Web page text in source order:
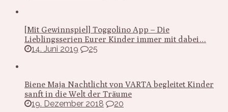
[Mit Gewinnspiel] Toggolino App – Die
Lieblingsserien Eurer Kinder immer mit dabei…
14. Juni 2019
25
Biene Maja Nachtlicht von VARTA begleitet Kinder
sanft in die Welt der Träume
19. Dezember 2018
20